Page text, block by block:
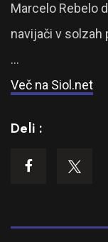
Marcelo Rebelo
navijači v solzah
…
Več na Siol.net
Deli :